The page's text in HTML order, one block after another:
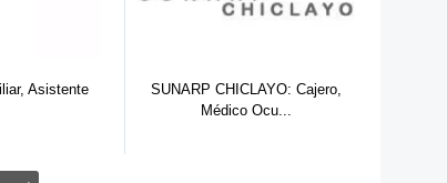
Asistente
SUNARP CHICLAYO: Cajero,
Médico Ocu...